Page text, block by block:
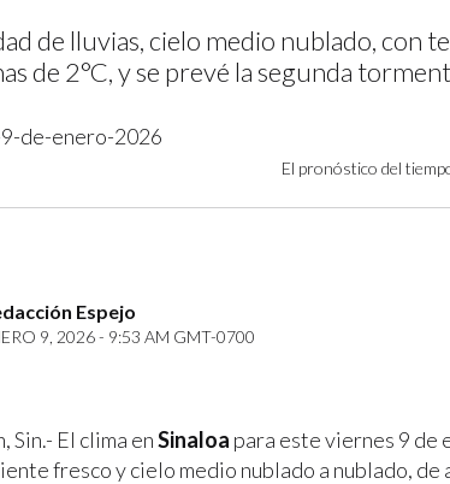
de lluvias, cielo medio nublado, con
de 2°C, y se prevé la segunda
El pronóstico del
Espejo
9, 2026 - 9:53 AM GMT-0700
Sin.- El clima enSinaloa para este viernes 9 de
fresco y cielo medio nublado a nublado,